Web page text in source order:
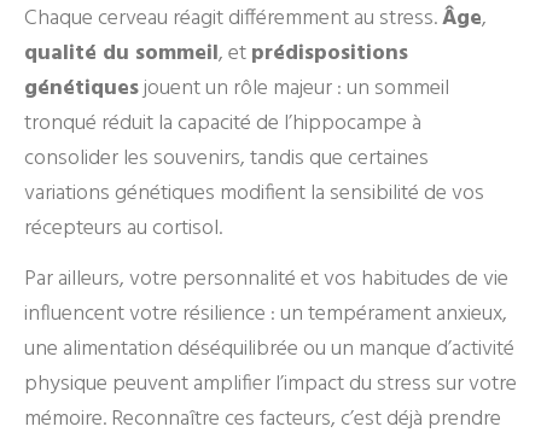
Chaque cerveau réagit différemment au stress.Âge,
qualité du sommeil, etprédispositions
génétiquesjouent un rôle majeur : un sommeil
tronqué réduit la capacité de l’hippocampe à
consolider les souvenirs, tandis que certaines
variations génétiques modifient la sensibilité de vos
récepteurs au cortisol.
Par ailleurs, votre personnalité et vos habitudes de vie
influencent votre résilience : un tempérament anxieux,
une alimentation déséquilibrée ou un manque d’activité
physique peuvent amplifier l’impact du stress sur votre
mémoire. Reconnaître ces facteurs, c’est déjà prendre